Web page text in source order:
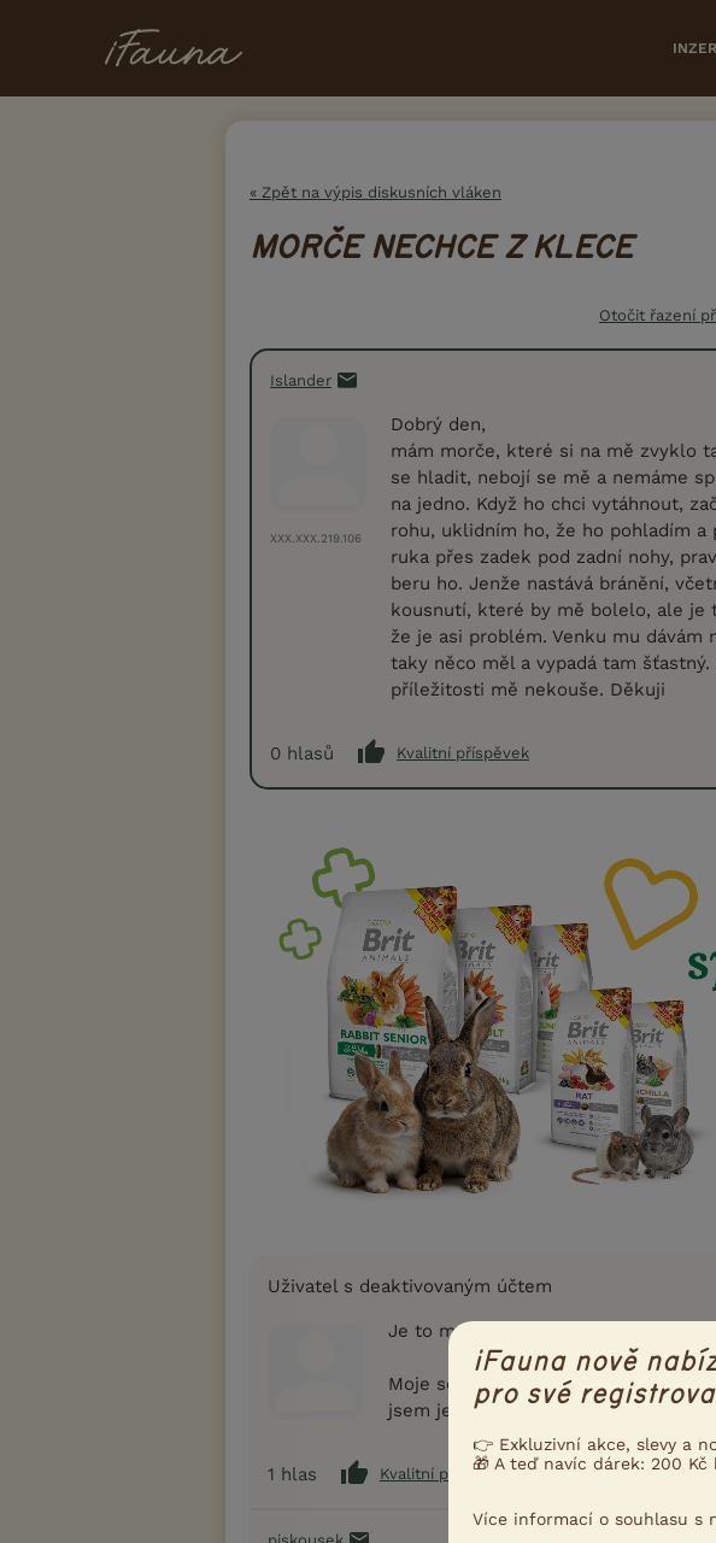
« Zpět na výpis diskusních vláken
MORČE NECHCE Z KLECE
Otočit řazení
Islander
XXX.XXX.219.106
Dobrý den,
mám morče, které si na mě zvyklo
se hladit, nebojí se mě a nemáme
na jedno. Když ho chci vytáhnout,
rohu, uklidním ho, že ho pohladím a
ruka přes zadek pod zadní nohy,
beru ho. Jenže nastává bránění,
kousnutí, které by mě bolelo, ale je
že je asi problém. Venku mu dávám
taky něco měl a vypadá tam
příležitosti mě nekouše. Děkuji
0 hlasů Kvalitní příspěvek
Uživatel s deaktivovaným účtem
Je to morče.
Moje se chytání nenaučily nikdy. ani
jsem je chytala 2x denně, pořád
1 hlas Kvalitní příspěvek
iFauna nově
pro své
👉 Exkluzivní akce, slevy a
🎁 A teď navíc dárek: 200
Více informací o souhlasu s